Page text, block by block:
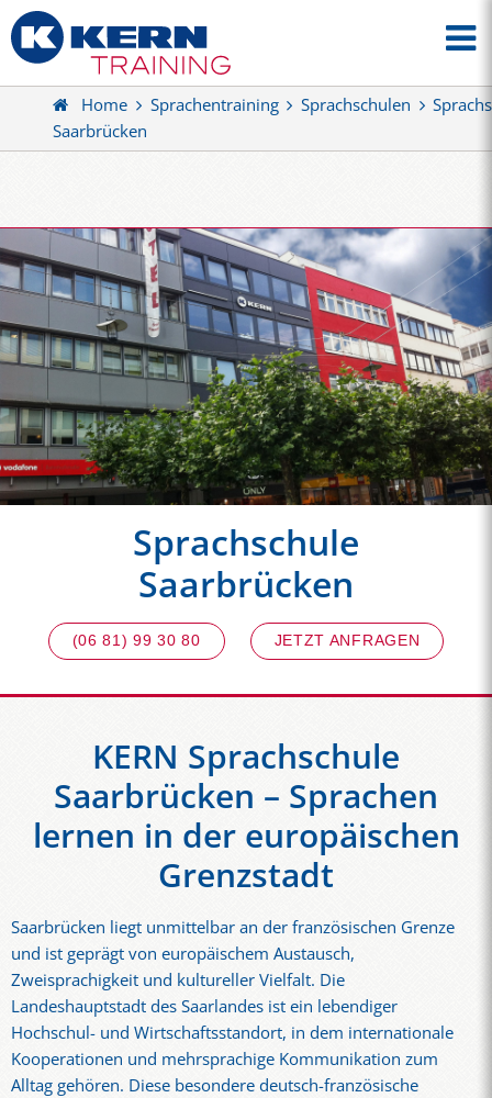
Home Sprachentraining Sprachschulen
Saarbrücken
Sprachschule
Saarbrücken
(06 81) 99 30 80 JETZT ANFRAGEN
KERN Sprachschule
Saarbrücken – Sprachen
lernen in der europäischen
Grenzstadt
Saarbrücken liegt unmittelbar an der französischen Grenze
und ist geprägt von europäischem Austausch,
Zweisprachigkeit und kultureller Vielfalt. Die
Landeshauptstadt des Saarlandes ist ein lebendiger
Hochschul- und Wirtschaftsstandort, in dem internationale
Kooperationen und mehrsprachige Kommunikation zum
Alltag gehören. Diese besondere deutsch-französische